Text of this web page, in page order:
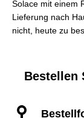
Solace mit einem
Lieferung nach
nicht, heute zu
Bestellen